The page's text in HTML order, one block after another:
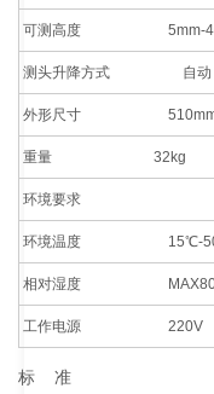
可测高度 5mm-
测头升降方式 自动
外形尺寸 510mm×
重量 32kg
环境要求
环境温度 15℃-
相对湿度 MAX80%
工作电源 220V
标 准